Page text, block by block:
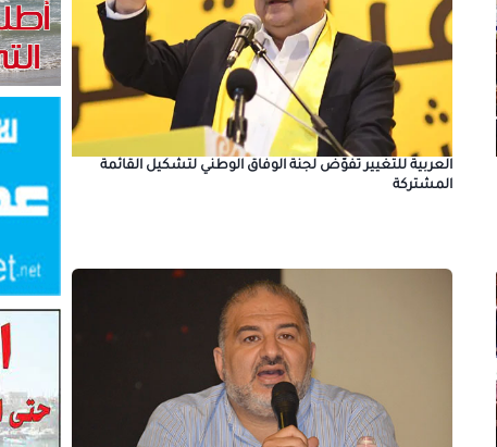
العربية للتغيير تفوّض لجنة الوفاق الوطني لتشكيل القائمة
المشتركة